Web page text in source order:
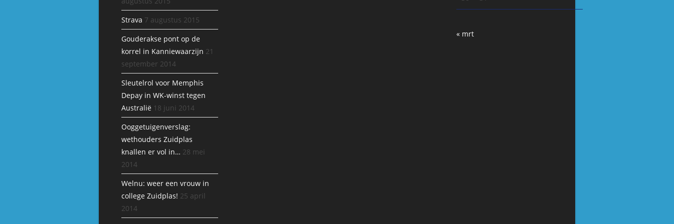
Strava 7 augustus 2015
Gouderakse pont op de
korrel in Kanniewaarzijn 21
september 2014
Sleutelrol voor Memphis
Depay in WK-winst tegen
Australië 18 juni 2014
Ooggetuigenverslag:
wethouders Zuidplas
knallen er vol in… 28 mei
2014
Welnu: weer een vrouw in
college Zuidplas! 25 april
2014
« mrt